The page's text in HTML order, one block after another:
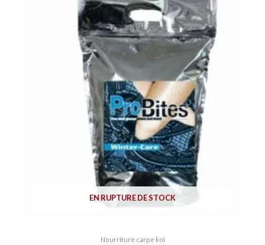
EN RUPTURE DE STOCK
Nourriture carpe koï